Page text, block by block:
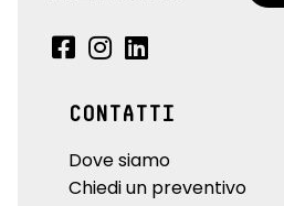
CONTATTI
Dove siamo
Chiedi un preventivo